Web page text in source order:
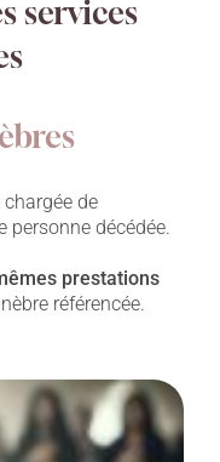
services
chargée de
personne décédée.
prestations
référencée.